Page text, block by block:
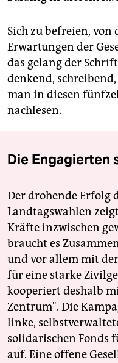
Sich zu befreien, von
Erwartungen der
das gelang der
denkend,
man in diesen
nachlesen.
Die Engagierten
Der drohende Erfolg
Landtagswahlen
Kräfte inzwischen
braucht es
und vor allem mit
für eine starke
kooperiert deshalb
Zentrum". Die
linke,
solidarischen Fonds
auf. Eine offene